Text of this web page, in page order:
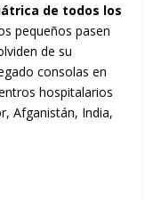
de todos los
pequeños pasen
de su
consolas en
hospitalarios
Afganistán, India,